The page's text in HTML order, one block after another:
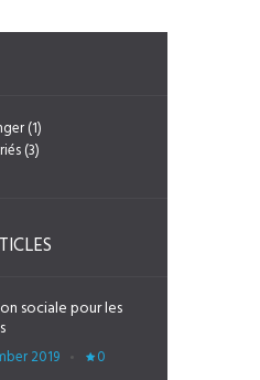
(1)
(3)
sociale pour les
2019 0